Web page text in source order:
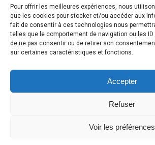
Pour offrir les meilleures expériences, nous
que les cookies pour stocker et/ou accéder aux
fait de consentir à ces technologies nous
telles que le comportement de navigation ou les
de ne pas consentir ou de retirer son
sur certaines caractéristiques et fonctions.
Accepter
Refuser
Voir les préférences
Le Ventre de la Baleine ©